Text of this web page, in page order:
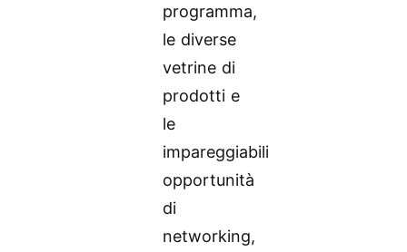
programma,
le diverse
vetrine di
prodotti e
le
impareggiabili
opportunità
di
networking,